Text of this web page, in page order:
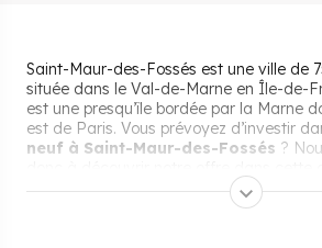
Saint-Maur-des-Fossés est une ville de
située dans le Val-de-Marne en Île-de-
est une presqu’île bordée par la Marne
est de Paris. Vous prévoyez d’investir
neuf à Saint-Maur-des-Fossés ?
pour investir et les dispositifs pour
l'investissement locatif. Nous vous